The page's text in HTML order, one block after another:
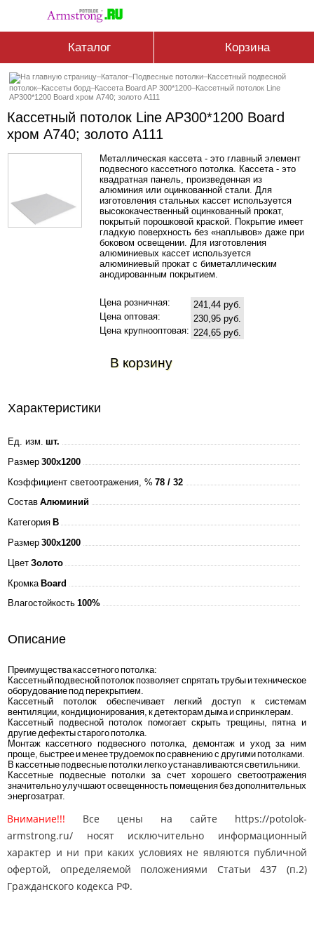
Каталог Корзина
–Каталог–Подвесные потолки–Кассетный подвесной
потолок–Кассеты борд–Кассетa Board AP 300*1200–Кассетный потолок Line
AP300*1200 Board хром А740; золото А111
Кассетный потолок Line AP300*1200 Board
хром А740; золото А111
Металлическая кассета - это главный элемент
подвесного кассетного потолка. Кассета - это
квадратная панель, произведенная из
алюминия или оцинкованной стали. Для
изготовления стальных кассет используется
высококачественный оцинкованный прокат,
покрытый порошковой краской. Покрытие имеет
гладкую поверхность без «наплывов» даже при
боковом освещении. Для изготовления
алюминиевых кассет используется
алюминиевый прокат с биметаллическим
анодированным покрытием.
Цена розничная:
241,44 руб.
Цена оптовая:
230,95 руб.
Цена крупнооптовая: 224,65 руб.
В корзину
Характеристики
Ед. изм. шт.
Размер 300x1200
Коэффициент светоотражения, % 78 / 32
Состав Алюминий
Категория B
Размер 300x1200
Цвет Золото
Кромка Board
Влагостойкость 100%
Описание
Преимущества кассетного потолка:
Кассетный подвесной потолок позволяет спрятать трубы и техническое
оборудование под перекрытием.
Кассетный потолок обеспечивает легкий доступ к системам
вентиляции, кондиционирования, к детекторам дыма и спринклерам.
Кассетный подвесной потолок помогает скрыть трещины, пятна и
другие дефекты старого потолка.
Монтаж кассетного подвесного потолка, демонтаж и уход за ним
проще, быстрее и менее трудоемок по сравнению с другими потолками.
В кассетные подвесные потолки легко устанавливаются светильники.
Кассетные подвесные потолки за счет хорошего светоотражения
значительно улучшают освещенность помещения без дополнительных
энергозатрат.
Внимание!!! Все цены на сайте https://potolok-
armstrong.ru/ носят исключительно информационный
характер и ни при каких условиях не являются публичной
офертой, определяемой положениями Статьи 437 (п.2)
Гражданского кодекса РФ.